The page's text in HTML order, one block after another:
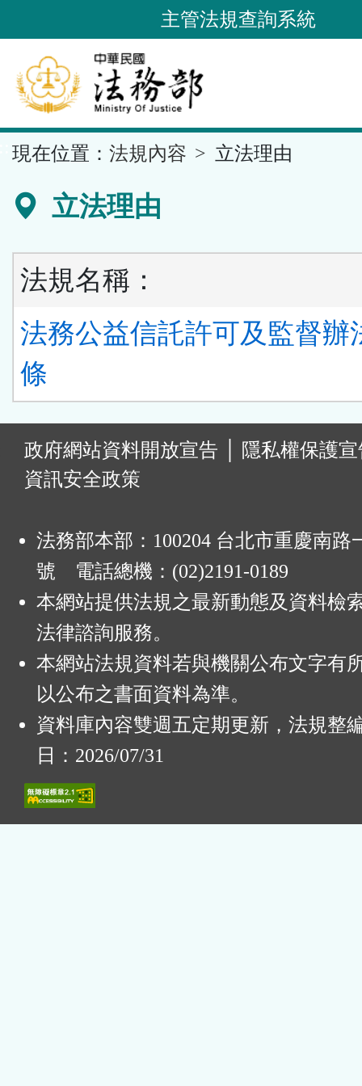
到
要
內
容
區
主管法規查詢系統
現在位置： 法規內容 立法理由
立法理由
法規名稱：
法務公益信託許可及監督辦
條
政府網站資料開放宣告
隱私權保護
資訊安全政策
法務部本部：100204 台北市重慶南路
號 電話總機：(02)2191-0189
本網站提供法規之最新動態及資料檢
法律諮詢服務。
本網站法規資料若與機關公布文字有
以公布之書面資料為準。
資料庫內容雙週五定期更新，法規整
日：2026/07/31